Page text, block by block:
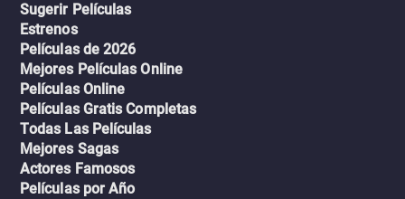
Sugerir Películas
Estrenos
Películas de 2026
Mejores Películas Online
Películas Online
Películas Gratis Completas
Todas Las Películas
Mejores Sagas
Actores Famosos
Películas por Año